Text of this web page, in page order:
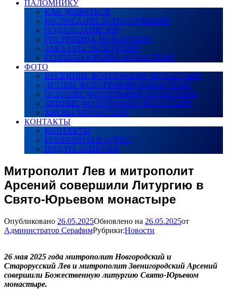
ПАЛОМНИКУ
КАК ДОБРАТЬСЯ
РАСПИСАНИЕ БОГОСЛУЖЕНИЙ
ПОДАТЬ ЗАПИСКИ
ГОСТИНИЦА МОНАСТЫРЯ
ЗАКАЗАТЬ ЭКСКУРСИЮ
ГЕНПЛАН ЮРЬЕВА МОНАСТЫРЯ
ФОТО
ВЕСЕННИЕ ФОТОГРАФИИ МОНАСТЫРЯ
ЛЕТНИЕ ФОТОГРАФИИ МОНАСТЫРЯ
ОСЕННИЕ ФОТОГРАФИИ МОНАСТЫРЯ
ЗИМНИЕ ФОТОГРАФИИ МОНАСТЫРЯ
ХРАМЫ МОНАСТЫРЯ
КОНТАКТЫ
КОНТАКТЫ
РЕКВИЗИТЫ И АДРЕС
ПОДАТЬ ЗАПИСКИ
Митрополит Лев и митрополит
Арсений совершили Литургию в
Свято-Юрьевом монастыре
Опубликовано 26.05.2025Обновлено на 26.05.2025от
Администратор СерафимРубрики:Новости
26 мая 2025 года митрополит Новгородский и
Старорусский Лев и митрополит Звенигородский Арсений
совершили Божественную литургию Свято-Юрьевом
монастыре.